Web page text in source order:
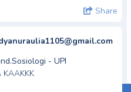
Share
- UPI
KAAKKK